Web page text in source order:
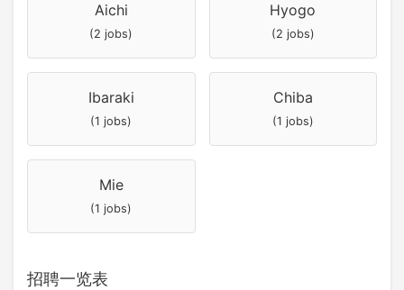
Aichi
(2 jobs)
Hyogo
(2 jobs)
Ibaraki
(1 jobs)
Chiba
(1 jobs)
Mie
(1 jobs)
招聘一览表